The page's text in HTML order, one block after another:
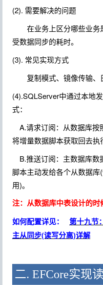
(2). 需要解决的问题
在业务上区分哪些业务
受数据同步的耗时。
(3). 常见实现方式
复制模式、镜像传输、
(4).SQLServer中通过本地
式：
A.请求订阅：从数据库按
将增量数据脚本获取回去执
B.推送订阅：主数据库数
脚本主动发给各个从数据
用)。
注：从数据库中表设计的时
如何配置详见：
第十九节
主从同步(读写分离)详解
二. EFCore实现